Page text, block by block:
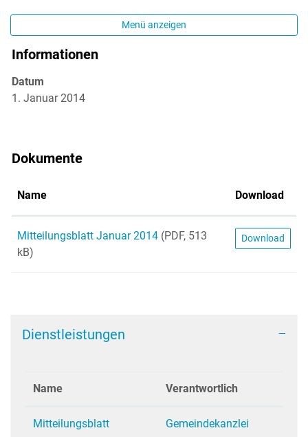
Menü anzeigen
Informationen
Datum
1. Januar 2014
Dokumente
Name Download
Mitteilungsblatt Januar 2014 (PDF, 513
kB)
Download
Dienstleistungen
Name Verantwortlich
Mitteilungsblatt Gemeindekanzlei